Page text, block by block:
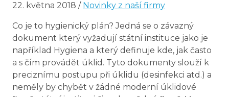
22. května 2018 / Novinky z naší firmy
Co je to hygienický plán? Jedná se o závazný
dokument který vyžadují státní instituce jako je
například Hygiena a který definuje kde, jak často
a s čím provádět úklid. Tyto dokumenty slouží k
preciznímu postupu při úklidu (desinfekci atd.) a
neměly by chybět v žádné moderní úklidové